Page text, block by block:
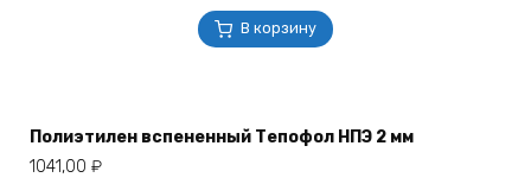
В корзину
Полиэтилен вспененный Тепофол НПЭ 2 мм
1041,00 ₽